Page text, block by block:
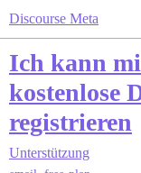
Discourse Meta
Ich kann
kostenlose
registrieren
Unterstützung